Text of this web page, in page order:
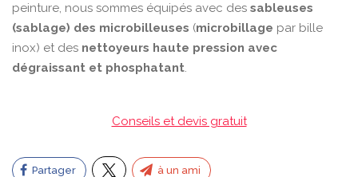
peinture, nous sommes équipés avec des sableuses
(sablage) des microbilleuses (microbillage par bille
inox) et des nettoyeurs haute pression avec
dégraissant et phosphatant.
Conseils et devis gratuit
Partager à un ami